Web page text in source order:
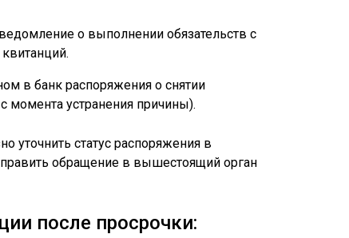
о выполнении обязательств с
в банк распоряжения о снятии
момента устранения причины).
уточнить статус распоряжения в
обращение в вышестоящий орган
после просрочки: